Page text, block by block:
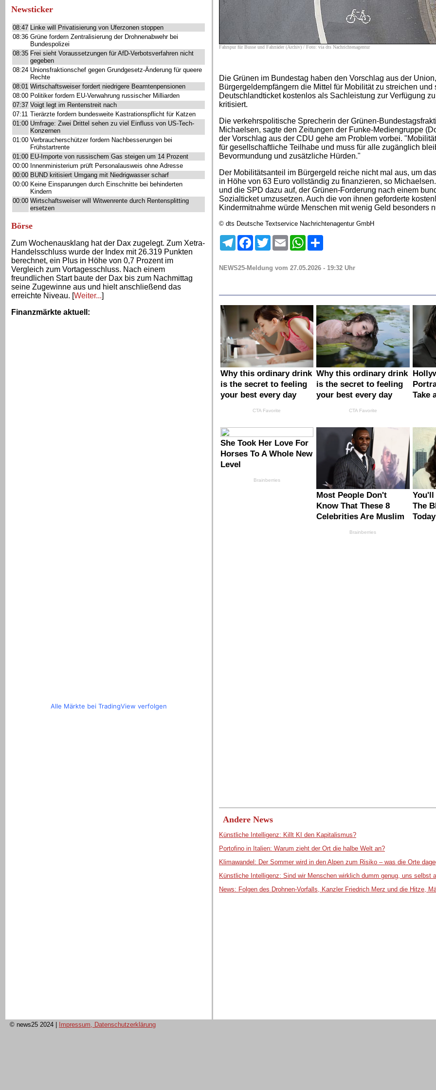
Newsticker
08:47 Linke will Privatisierung von Uferzonen stoppen
08:36 Grüne fordern Zentralisierung der Drohnenabwehr bei
Bundespolizei
08:35 Frei sieht Voraussetzungen für AfD-Verbotsverfahren nicht
gegeben
08:24 Unionsfraktionschef gegen Grundgesetz-Änderung für queere
Rechte
08:01 Wirtschaftsweiser fordert niedrigere Beamtenpensionen
08:00 Politiker fordern EU-Verwahrung russischer Milliarden
07:37 Voigt legt im Rentenstreit nach
07:11 Tierärzte fordern bundesweite Kastrationspflicht für Katzen
01:00 Umfrage: Zwei Drittel sehen zu viel Einfluss von US-Tech-
Konzernen
01:00 Verbraucherschützer fordern Nachbesserungen bei
Frühstartrente
01:00 EU-Importe von russischem Gas steigen um 14 Prozent
00:00 Innenministerium prüft Personalausweis ohne Adresse
00:00 BUND kritisiert Umgang mit Niedrigwasser scharf
00:00 Keine Einsparungen durch Einschnitte bei behinderten
Kindern
00:00 Wirtschaftsweiser will Witwenrente durch Rentensplitting
ersetzen
Börse
Zum Wochenausklang hat der Dax zugelegt. Zum Xetra-
Handelsschluss wurde der Index mit 26.319 Punkten
berechnet, ein Plus in Höhe von 0,7 Prozent im
Vergleich zum Vortagesschluss. Nach einem
freundlichen Start baute der Dax bis zum Nachmittag
seine Zugewinne aus und hielt anschließend das
erreichte Niveau. [Weiter...]
Finanzmärkte aktuell :
Alle Märkte bei TradingView verfolgen
Fahrspur für Busse und Fahrräder (Archiv) / Foto: via dts Nachrichtenagentur
Die Grünen im Bundestag haben den Vorschlag aus der Union,
Bürgergeldempfängern die Mittel für Mobilität zu streichen und
Deutschlandticket kostenlos als Sachleistung zur Verfügung
kritisiert.
Die verkehrspolitische Sprecherin der Grünen-
Michaelsen, sagte den Zeitungen der Funke-Mediengruppe
der Vorschlag aus der CDU gehe am Problem vorbei.
für gesellschaftliche Teilhabe und muss für alle zugänglich
Bevormundung und zusätzliche Hürden."
Der Mobilitätsanteil im Bürgergeld reiche nicht mal aus, um
in Höhe von 63 Euro vollständig zu finanzieren, so
und die SPD dazu auf, der Grünen-Forderung nach einem
Sozialticket umzusetzen. Auch die von ihnen geforderte
Kindermitnahme würde Menschen mit wenig Geld besonders
© dts Deutsche Textservice Nachrichtenagentur GmbH
TelegramFacebookTwitter Email WhatsApp
NEWS25-Meldung vom 27.05.2026 - 19:32 Uhr
Andere News
Künstliche Intelligenz: Killt KI den Kapitalismus?
Portofino in Italien: Warum zieht der Ort die halbe Welt an?
Klimawandel: Der Sommer wird in den Alpen zum Risiko – was die Orte
Künstliche Intelligenz: Sind wir Menschen wirklich dumm genug, uns selbst
News: Folgen des Drohnen-Vorfalls, Kanzler Friedrich Merz und die Hitze,
© news25 2024 Impressum, Datenschutzerklärung